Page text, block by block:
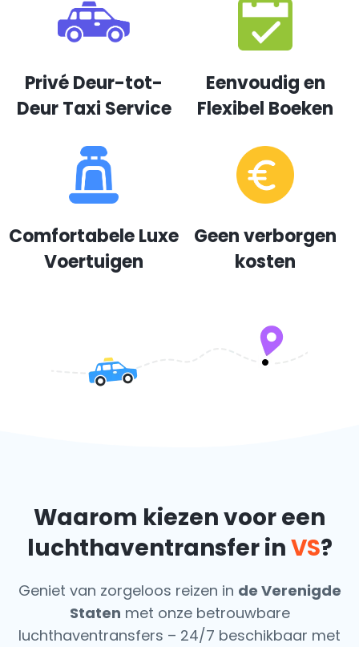
Privé Deur-tot-
Deur Taxi Service
Eenvoudig en
Flexibel Boeken
Comfortabele Luxe
Voertuigen
Geen verborgen
kosten
Waarom kiezen voor een
luchthaventransfer inVS?
Geniet van zorgeloos reizen in de Verenigde
Staten met onze betrouwbare
luchthaventransfers – 24/7 beschikbaar met